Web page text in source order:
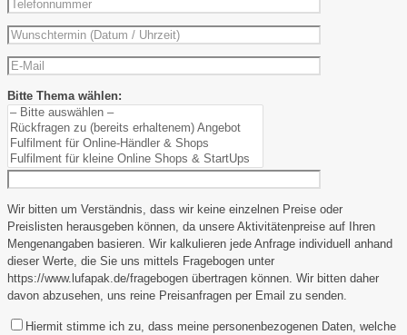
Bitte Thema wählen:
Wir bitten um Verständnis, dass wir keine einzelnen Preise oder
Preislisten herausgeben können, da unsere Aktivitätenpreise auf Ihren
Mengenangaben basieren. Wir kalkulieren jede Anfrage individuell anhand
dieser Werte, die Sie uns mittels Fragebogen unter
https://www.lufapak.de/fragebogen übertragen können. Wir bitten daher
davon abzusehen, uns reine Preisanfragen per Email zu senden.
Hiermit stimme ich zu, dass meine personenbezogenen Daten, welche